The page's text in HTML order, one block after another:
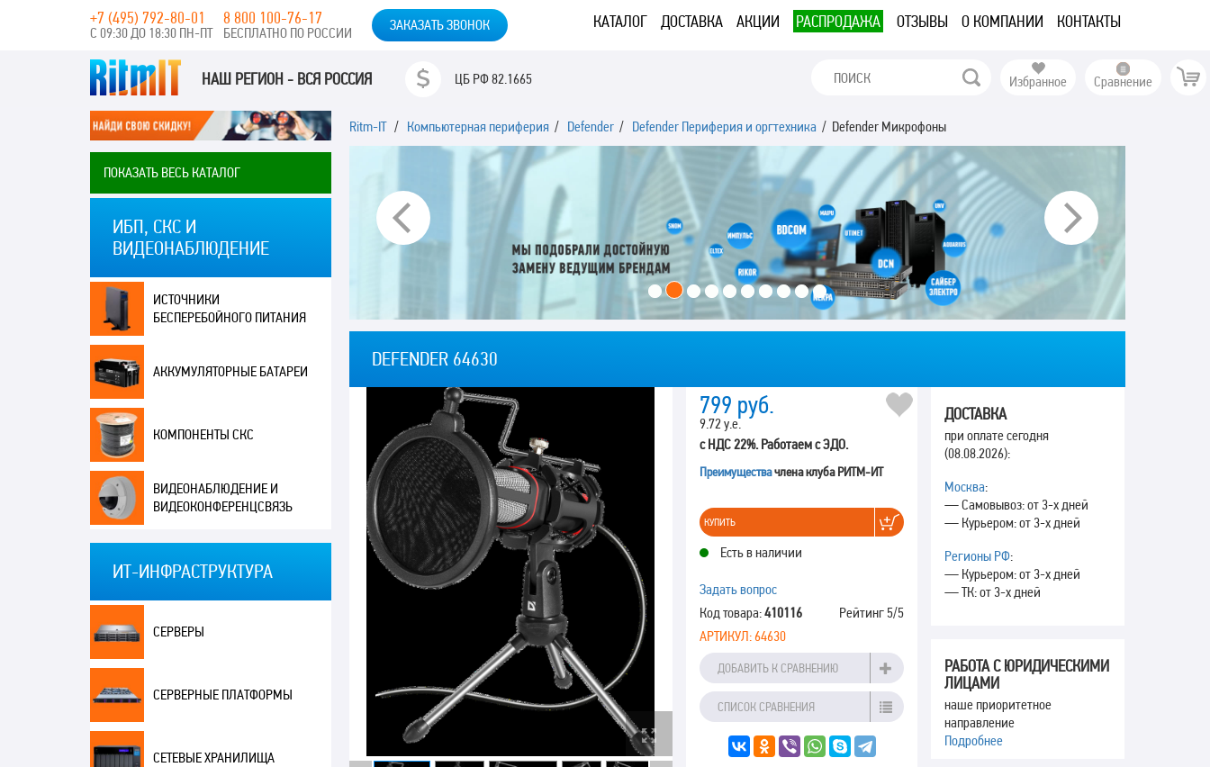
КАТАЛОГ ДОСТАВКА АКЦИИ РАСПРОДАЖА ОТЗЫВЫ О КОМПАНИИ КОНТАКТЫ
+7 (495) 792-80-01
С 09:30 ДО 18:30 ПН-ПТ
8 800 100-76-17
БЕСПЛАТНО ПО РОССИИ ЗАКАЗАТЬ ЗВОНОК
НАШ РЕГИОН - ВСЯ РОССИЯ ЦБ РФ82.1665 Избранное Сравнение
ПОКАЗАТЬ ВЕСЬ КАТАЛОГ
ИБП, СКС И
ВИДЕОНАБЛЮДЕНИЕ
ИСТОЧНИКИ
БЕСПЕРЕБОЙНОГО ПИТАНИЯ
АККУМУЛЯТОРНЫЕ БАТАРЕИ
КОМПОНЕНТЫ СКС
ВИДЕОНАБЛЮДЕНИЕ И
ВИДЕОКОНФЕРЕНЦСВЯЗЬ
ИТ-ИНФРАСТРУКТУРА
СЕРВЕРЫ
СЕРВЕРНЫЕ ПЛАТФОРМЫ
СЕТЕВЫЕ ХРАНИЛИЩА
Ritm-IT/ Компьютерная периферия / Defender / Defender Периферия и оргтехника / Defender Микрофоны
Previous Next
DEFENDER 64630
799 руб.
9.72 у.е.
с НДС 22%. Работаем с ЭДО.
Преимуществачлена клуба РИТМ-ИТ
КУПИТЬ
Есть в наличии
Задать вопрос
Рейтинг 5/5
Код товара:410116
АРТИКУЛ:64630
ДОБАВИТЬ К СРАВНЕНИЮ
СПИСОК СРАВНЕНИЯ
ДОСТАВКА
при оплате сегодня
(08.08.2026):
Москва:
— Самовывоз: от 3-х дней
— Курьером: от 3-х дней
Регионы РФ:
— Курьером: от 3-х дней
— ТК: от 3-х дней
РАБОТА С ЮРИДИЧЕСКИМИ
ЛИЦАМИ
наше приоритетное
направление
Подробнее